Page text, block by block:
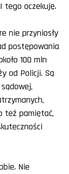
tego oczekuję.
nie przyniosły
postępowania
100 mln
od Policji. Są
też pamiętać,
Nie